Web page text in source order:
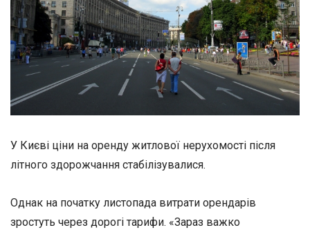
У Києві ціни на оренду житлової нерухомості після
літного здорожчання стабілізувалися.
Однак на початку листопада витрати орендарів
зростуть через дорогі тарифи. «Зараз важко